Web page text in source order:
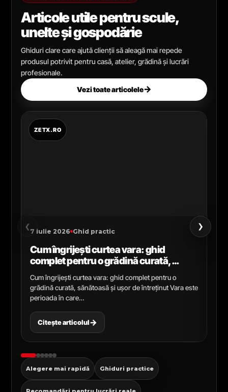
Articole utile pentru scule,
unelte și gospodărie
Ghiduri clare care ajută clienții să aleagă mai repede
produsul potrivit pentru casă, atelier, grădină și lucrări
profesionale.
Vezi toate articolele→
‹ 7 iulie 2026 Ghid practic
Cum îngrijești curtea vara: ghid
complet pentru o grădină curată,
sănătoasă și ușor de întreținut
Cum îngrijești curtea vara: ghid complet pentru o
grădină curată, sănătoasă și ușor de întreținut Vara este
perioada în care…
Citește articolul→
›
Alegere mai rapidă Ghiduri practice